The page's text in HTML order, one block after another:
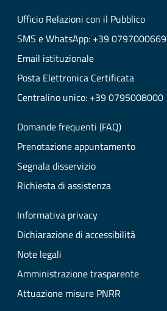
Ufficio Relazioni con il Pubblico
SMS e WhatsApp: +39 0797000669
Email istituzionale
Posta Elettronica Certificata
Centralino unico: +39 0795008000
Domande frequenti (FAQ)
Prenotazione appuntamento
Segnala disservizio
Richiesta di assistenza
Informativa privacy
Dichiarazione di accessibilità
Note legali
Amministrazione trasparente
Attuazione misure PNRR